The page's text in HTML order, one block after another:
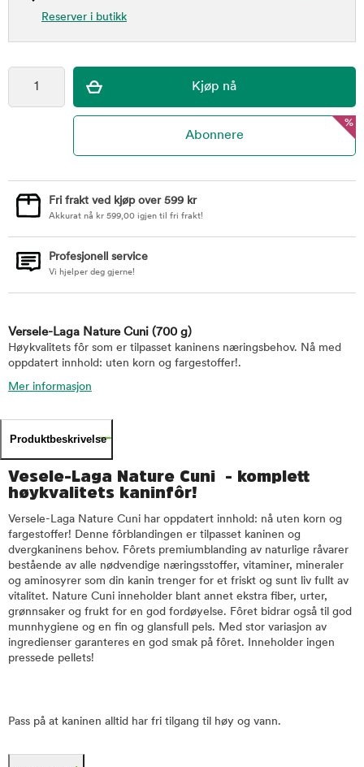
Reserver i butikk
%
Fri frakt ved kjøp over 599 kr
Akkurat nå kr 599,00 igjen til fri frakt!
Profesjonell service
Vi hjelper deg gjerne!
Versele-Laga Nature Cuni (700 g)
Høykvalitets fôr som er tilpasset kaninens næringsbehov. Nå med
oppdatert innhold: uten korn og fargestoffer!.
Mer informasjon
Produktbeskrivelse
Vesele-Laga Nature Cuni - komplett
høykvalitets kaninfôr!
Versele-Laga Nature Cuni har oppdatert innhold: nå uten korn og
fargestoffer! Denne fôrblandingen er tilpasset kaninen og
dvergkaninens behov. Fôrets premiumblanding av naturlige råvarer
bestående av alle nødvendige næringsstoffer, vitaminer, mineraler
og aminosyrer som din kanin trenger for et friskt og sunt liv fullt av
vitalitet. Nature Cuni inneholder blant annet ekstra fiber, urter,
grønnsaker og frukt for en god fordøyelse. Fôret bidrar også til god
munnhygiene og en fin og glansfull pels. Med stor variasjon av
ingredienser garanteres en god smak på fôret. Inneholder ingen
pressede pellets!
Pass på at kaninen alltid har fri tilgang til høy og vann.